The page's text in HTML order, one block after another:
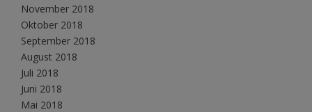
November 2018
Oktober 2018
September 2018
August 2018
Juli 2018
Juni 2018
Mai 2018